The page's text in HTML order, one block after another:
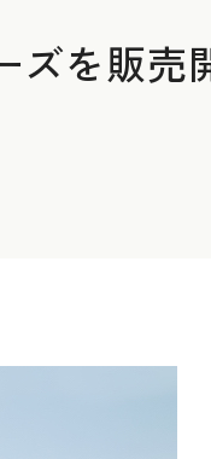
ズを販売